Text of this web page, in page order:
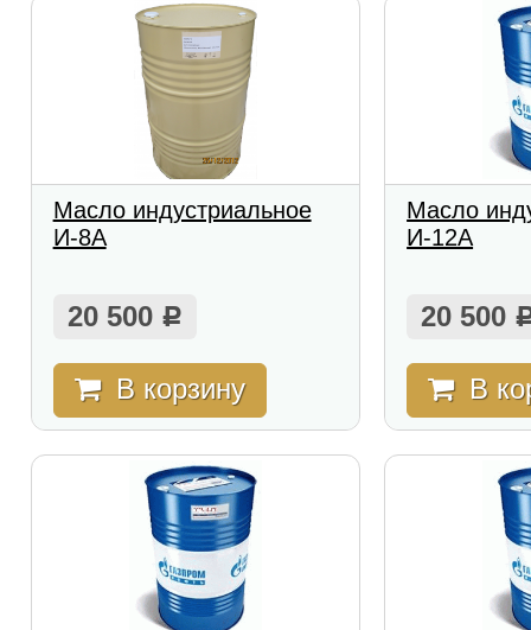
Масло индустриальное
И-8А
20 500 Р
В корзину
Масло
И-12А
20 500
В